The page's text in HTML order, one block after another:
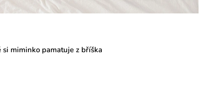
miminko pamatuje z bříška